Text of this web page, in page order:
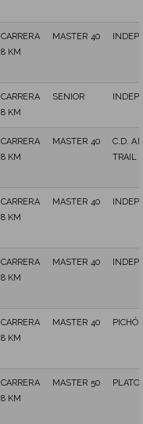
CARRERA
8 KM
MASTER 40
CARRERA
8 KM
SENIOR
CARRERA
8 KM
MASTER 40
C.D.
TRAIL
CARRERA
8 KM
MASTER 40
CARRERA
8 KM
MASTER 40
CARRERA
8 KM
MASTER 40
CARRERA
8 KM
MASTER 50